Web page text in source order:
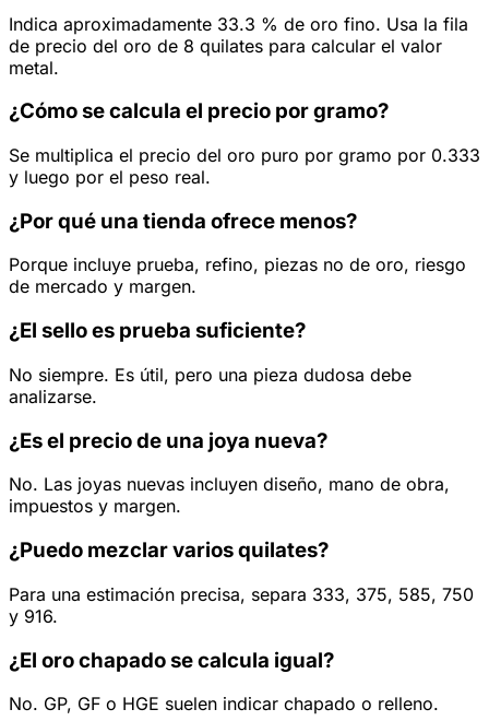
Indica aproximadamente 33.3 % de oro fino. Usa la fila
de precio del oro de 8 quilates para calcular el valor
metal.
¿Cómo se calcula el precio por gramo?
Se multiplica el precio del oro puro por gramo por 0.333
y luego por el peso real.
¿Por qué una tienda ofrece menos?
Porque incluye prueba, refino, piezas no de oro, riesgo
de mercado y margen.
¿El sello es prueba suficiente?
No siempre. Es útil, pero una pieza dudosa debe
analizarse.
¿Es el precio de una joya nueva?
No. Las joyas nuevas incluyen diseño, mano de obra,
impuestos y margen.
¿Puedo mezclar varios quilates?
Para una estimación precisa, separa 333, 375, 585, 750
y 916.
¿El oro chapado se calcula igual?
No. GP, GF o HGE suelen indicar chapado o relleno.